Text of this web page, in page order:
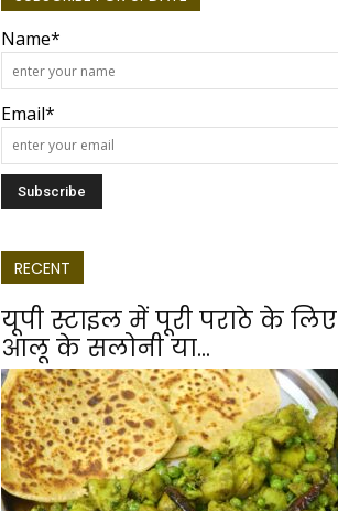
Name*
Email*
RECENT
यूपी स्टाइल में पूरी पराठे के लिए
आलू के सलोनी या...